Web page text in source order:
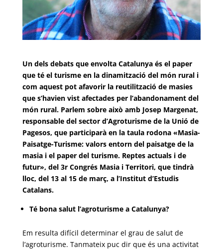
Un dels debats que envolta Catalunya és el paper
que té el turisme en la dinamització del món rural i
com aquest pot afavorir la reutilització de masies
que s’havien vist afectades per l’abandonament del
món rural. Parlem sobre això amb Josep Margenat,
responsable del sector d’Agroturisme de la Unió de
Pagesos, que participarà en la taula rodona «Masia-
Paisatge-Turisme: valors entorn del paisatge de la
masia i el paper del turisme. Reptes actuals i de
futur», del 3r Congrés Masia i Territori, que tindrà
lloc, del 13 al 15 de març, a l’Institut d’Estudis
Catalans.
Té bona salut l’agroturisme a Catalunya?
Em resulta difícil determinar el grau de salut de
l’agroturisme. Tanmateix puc dir que és una activitat